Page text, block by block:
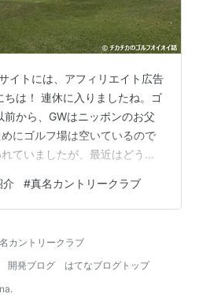
イトには、アフィリエイト広告
は！ 連休に入りましたね。ゴ
から、GWはニッポンのお父
にゴルフ場は空いているので
ていましたが、最近はどうな
っています。 4月に、真名カ
へ行ってきました。 真名（ま
。 真名コースはこぶし・つつ
もうひとつの真名ゲーリー・
ル…
#真名カントリークラブ
カントリークラブ
開発ブログ
はてなブログトップ